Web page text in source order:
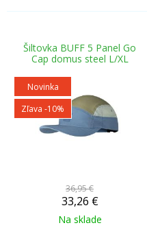
Šiltovka BUFF 5 Panel Go
Cap domus steel L/XL
Novinka
Zľava -10%
36,95 €
33,26 €
Na sklade